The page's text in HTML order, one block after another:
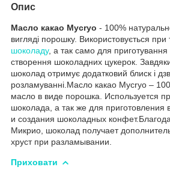
Опис
Масло какао Mycryo - 100%
вигляді порошку. Використовується
шоколаду, а так само для приготування
створення шоколадних цукерок.
шоколад отримує додатковий блиск і
розламуванні.Масло какао Mycryo –
масло в виде порошка. Используется
шоколада, а так же для приготовления
и создания шоколадных
Микрио, шоколад получает
хруст при разламывании.
Приховати